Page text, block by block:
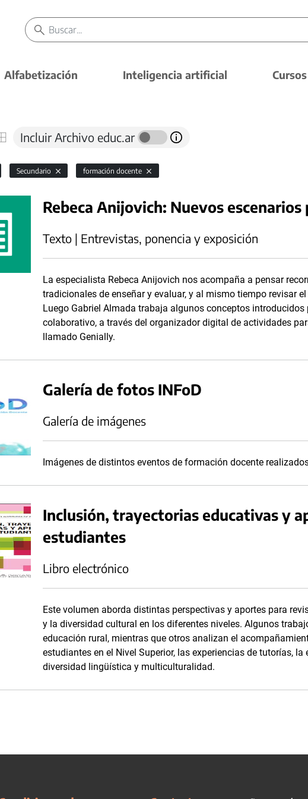
Alfabetización Inteligencia artificial Cursos
Incluir Archivo educ.ar
Secundario formación docente
Rebeca Anijovich: Nuevos escenarios
Texto | Entrevistas, ponencia y exposición
La especialista Rebeca Anijovich nos acompaña a pensar
tradicionales de enseñar y evaluar, y al mismo tiempo revisar
Luego Gabriel Almada trabaja algunos conceptos
colaborativo, a través del organizador digital de actividades
llamado Genially.
Galería de fotos INFoD
Galería de imágenes
Imágenes de distintos eventos de formación docente
Inclusión, trayectorias educativas y
estudiantes
Libro electrónico
Este volumen aborda distintas perspectivas y aportes para
y la diversidad cultural en los diferentes niveles. Algunos
educación rural, mientras que otros analizan el
estudiantes en el Nivel Superior, las experiencias de tutorías,
diversidad lingüística y multiculturalidad.